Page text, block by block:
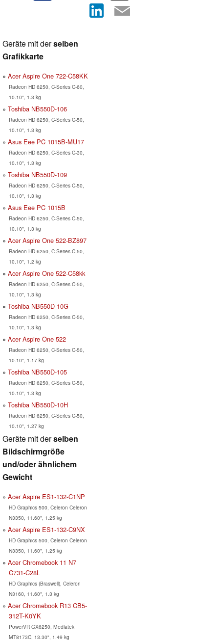
Geräte mit derselben
Grafikkarte
Acer Aspire One 722-C58KK
Radeon HD 6250, C-Series C-60,
10.10", 1.3 kg
Toshiba NB550D-106
Radeon HD 6250, C-Series C-50,
10.10", 1.3 kg
Asus Eee PC 1015B-MU17
Radeon HD 6250, C-Series C-30,
10.10", 1.3 kg
Toshiba NB550D-109
Radeon HD 6250, C-Series C-50,
10.10", 1.3 kg
Asus Eee PC 1015B
Radeon HD 6250, C-Series C-50,
10.10", 1.3 kg
Acer Aspire One 522-BZ897
Radeon HD 6250, C-Series C-50,
10.10", 1.2 kg
Acer Aspire One 522-C58kk
Radeon HD 6250, C-Series C-50,
10.10", 1.3 kg
Toshiba NB550D-10G
Radeon HD 6250, C-Series C-50,
10.10", 1.3 kg
Acer Aspire One 522
Radeon HD 6250, C-Series C-50,
10.10", 1.17 kg
Toshiba NB550D-105
Radeon HD 6250, C-Series C-50,
10.10", 1.3 kg
Toshiba NB550D-10H
Radeon HD 6250, C-Series C-50,
10.10", 1.27 kg
Geräte mit derselben
Bildschirmgröße
und/oder ähnlichem
Gewicht
Acer Aspire ES1-132-C1NP
HD Graphics 500, Celeron Celeron
N3350, 11.60", 1.25 kg
Acer Aspire ES1-132-C9NX
HD Graphics 500, Celeron Celeron
N3350, 11.60", 1.25 kg
Acer Chromebook 11 N7
C731-C28L
HD Graphics (Braswell), Celeron
N3160, 11.60", 1.3 kg
Acer Chromebook R13 CB5-
312T-K0YK
PowerVR GX6250, Mediatek
MT8173C, 13.30", 1.49 kg